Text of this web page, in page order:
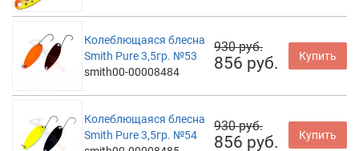
Колеблющаяся блесна
Smith Pure 3,5гр. №53
smith00-00008484
930 руб.
856 руб. Купить
Колеблющаяся блесна
Smith Pure 3,5гр. №54
930 руб.
856 руб. Купить